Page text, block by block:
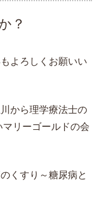
？
よろしくお願いい
から理学療法士の
リーゴールドの会
くすり～糖尿病と